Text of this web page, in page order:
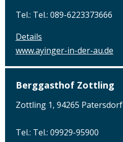
Tel.: Tel.: 089-6223373666
Details
www.ayinger-in-der-au.de
Berggasthof Zottling
Zottling 1, 94265 Patersdorf
Tel.: Tel.: 09929-95900